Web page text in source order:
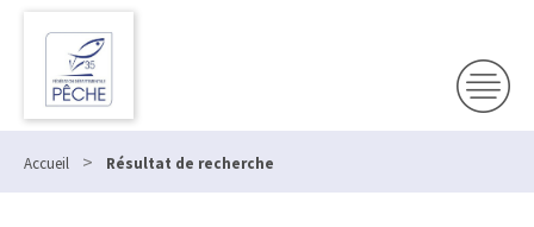
Accueil > Résultat de recherche